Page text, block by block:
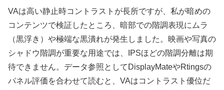
VAは高い静止時コントラストが長所ですが、私が暗めの
コンテンツで検証したところ、暗部での階調表現にムラ
（黒浮き）や極端な黒潰れが発生しました。映画や写真の
シャドウ階調が重要な用途では、IPSほどの階調分離は期
待できません。データ参照としてDisplayMateやRtingsの
パネル評価を合わせて読むと、VAはコントラスト優位だ